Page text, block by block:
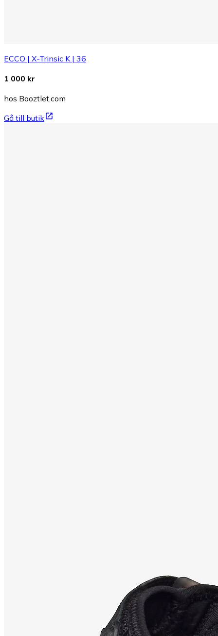
ECCO | X-Trinsic K | 36
1 000 kr
hos Booztlet.com
Gå till butik